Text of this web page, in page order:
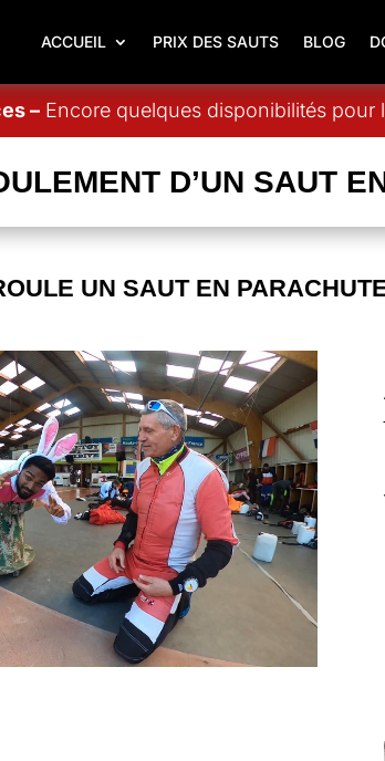
ACCUEIL PRIX DES SAUTS BLOG
– Encore quelques disponibilités pour
D’UN SAUT
UN SAUT EN